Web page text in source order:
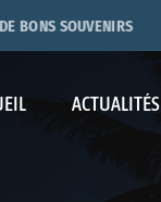
SOUVENIRS
ACTUALITÉS